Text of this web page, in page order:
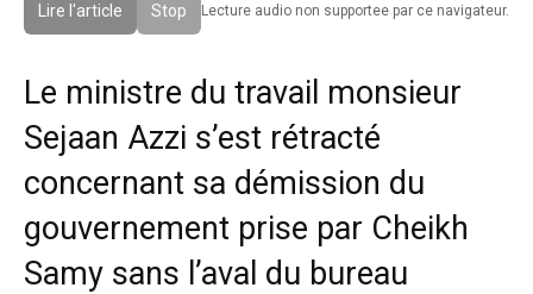
Lire l'article Stop Lecture audio non supportee par ce navigateur.
Le ministre du travail monsieur
Sejaan Azzi s’est rétracté
concernant sa démission du
gouvernement prise par Cheikh
Samy sans l’aval du bureau